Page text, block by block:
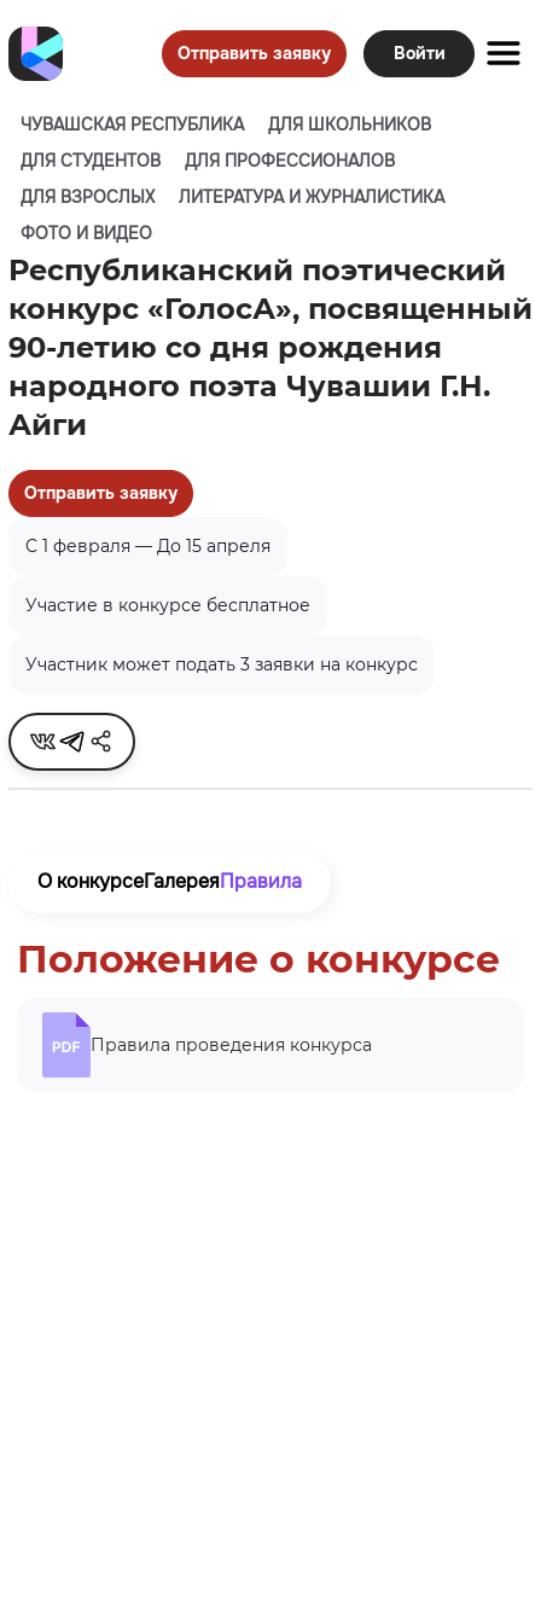
Отправить заявку Войти
ЧУВАШСКАЯ РЕСПУБЛИКА
ДЛЯ ШКОЛЬНИКОВ
ДЛЯ СТУДЕНТОВ
ДЛЯ ПРОФЕССИОНАЛОВ
ДЛЯ ВЗРОСЛЫХ
ЛИТЕРАТУРА И ЖУРНАЛИСТИКА
ФОТО И ВИДЕО
Республиканский поэтический
конкурс «ГолосА», посвященный
90-летию со дня рождения
народного поэта Чувашии Г.Н.
Айги
Отправить заявку
C 1 февраля — До 15 апреля
Участие в конкурсе бесплатное
Участник может подать 3 заявки на конкурс
О конкурсеГалереяПравила
Положение о конкурсе
Правила проведения конкурса